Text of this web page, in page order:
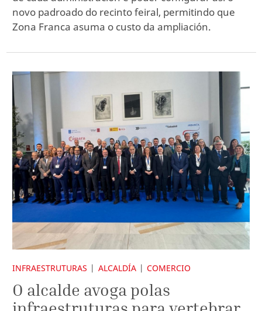
novo padroado do recinto feiral, permitindo que
Zona Franca asuma o custo da ampliación.
INFRAESTRUTURAS ALCALDÍA COMERCIO
O alcalde avoga polas